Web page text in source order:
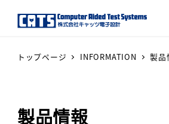
トップページ INFORMATION 製品
製品情報